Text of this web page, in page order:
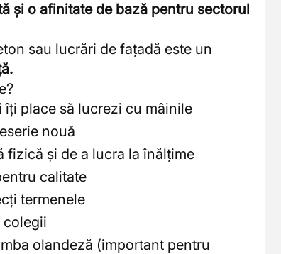
și o afinitate de bază pentru sectorul
sau lucrări de fațadă este un
place să lucrezi cu mâinile
nouă
fizică și de a lucra la înălțime
calitate
termenele
colegii
olandeză (important pentru